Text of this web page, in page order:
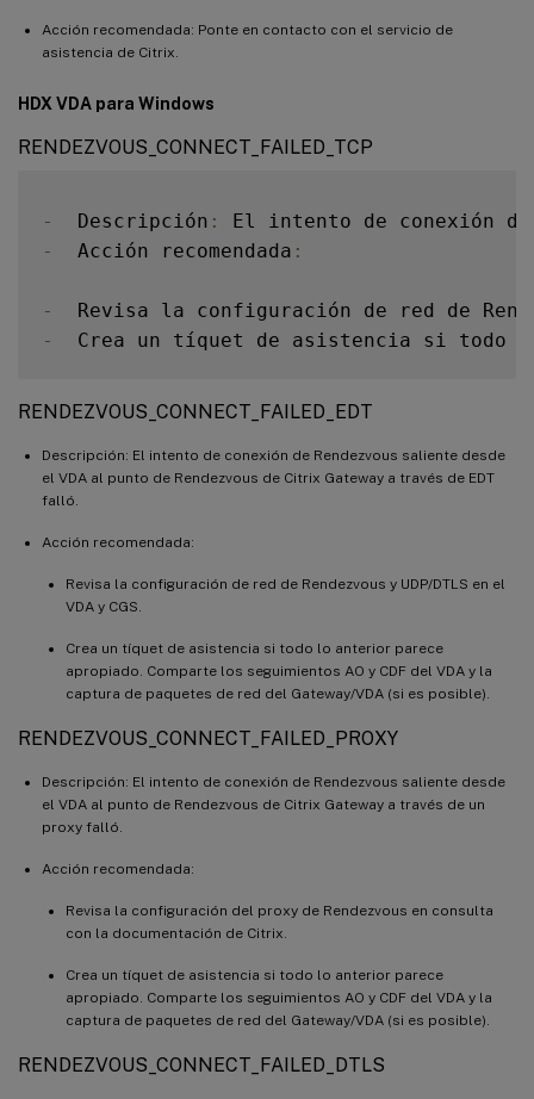
Acción recomendada: Ponte en contacto con el servicio de
asistencia de Citrix.
HDX VDA para Windows
RENDEZVOUS_CONNECT_FAILED_TCP
-
  Descripción
:
El intento de conexión
-
  Acción recomendada
:
-
Revisa la configuración de red de
-
Crea un tíquet de asistencia si todo
RENDEZVOUS_CONNECT_FAILED_EDT
Descripción: El intento de conexión de Rendezvous saliente desde
el VDA al punto de Rendezvous de Citrix Gateway a través de EDT
falló.
Acción recomendada:
Revisa la configuración de red de Rendezvous y UDP/DTLS en el
VDA y CGS.
Crea un tíquet de asistencia si todo lo anterior parece
apropiado. Comparte los seguimientos AO y CDF del VDA y la
captura de paquetes de red del Gateway/VDA (si es posible).
RENDEZVOUS_CONNECT_FAILED_PROXY
Descripción: El intento de conexión de Rendezvous saliente desde
el VDA al punto de Rendezvous de Citrix Gateway a través de un
proxy falló.
Acción recomendada:
Revisa la configuración del proxy de Rendezvous en consulta
con la documentación de Citrix.
Crea un tíquet de asistencia si todo lo anterior parece
apropiado. Comparte los seguimientos AO y CDF del VDA y la
captura de paquetes de red del Gateway/VDA (si es posible).
RENDEZVOUS_CONNECT_FAILED_DTLS